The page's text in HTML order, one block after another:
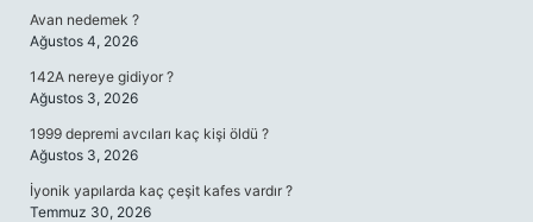
Avan nedemek ?
Ağustos 4, 2026
142A nereye gidiyor ?
Ağustos 3, 2026
1999 depremi avcıları kaç kişi öldü ?
Ağustos 3, 2026
İyonik yapılarda kaç çeşit kafes vardır ?
Temmuz 30, 2026